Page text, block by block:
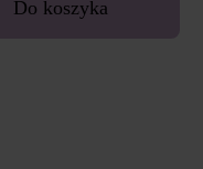
Do koszyka